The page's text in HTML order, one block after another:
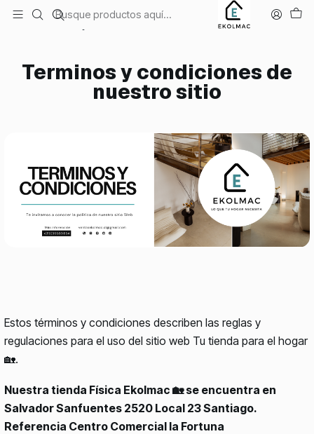
Terminos y condiciones de nuestro sitio
Terminos y condiciones de
nuestro sitio
Estos términos y condiciones describen las reglas y
regulaciones para el uso del sitio web Tu tienda para el hogar
🏡.
Nuestra tienda Física Ekolmac 🏡 se encuentra en
Salvador Sanfuentes 2520 Local 23 Santiago.
Referencia Centro Comercial la Fortuna